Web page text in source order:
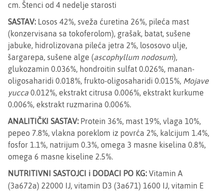
cm. Štenci od 4 nedelje starosti
SASTAV: Losos 42%, sveža ćuretina 26%, pileća mast
(konzervisana sa tokoferolom), grašak, batat, sušene
jabuke, hidrolizovana pileća jetra 2%, lososovo ulje,
šargarepa, sušene alge (ascophyllum nodosum),
glukozamin 0.036%, hondroitin sulfat 0.026%, manan-
oligosaharidi 0.018%, frukto-oligosaharidi 0.015%, Mojave
yucca 0.012%, ekstrakt citrusa 0.006%, ekstrakt kurkume
0.006%, ekstrakt ruzmarina 0.006%.
ANALITIČKI SASTAV: Protein 36%, mast 19%, vlaga 10%,
pepeo 7.8%, vlakna poreklom iz povrća 2%, kalcijum 1.4%,
fosfor 1.1%, natrijum 0.3%, omega 3 masne kiselina 0.8%,
omega 6 masne kiseline 2.5%.
NUTRITIVNI SASTOJCI i DODACI PO KG: Vitamin A
(3a672a) 22000 IJ, vitamin D3 (3a671) 1600 IJ, vitamin E